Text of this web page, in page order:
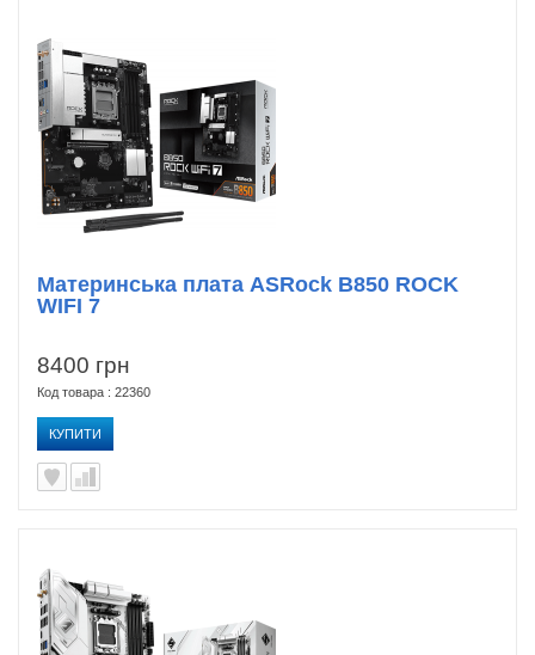
8400 грн
Код товара : 22360
КУПИТИ
Материнська плата ASRock B850 ROCK
WIFI 7